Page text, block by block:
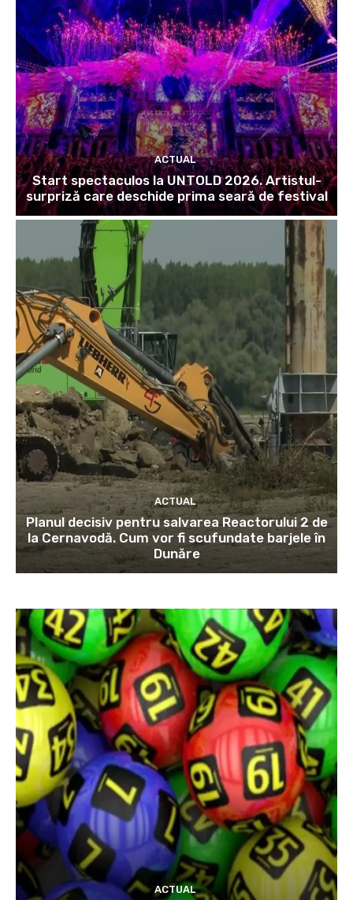
ACTUAL
Start spectaculos la UNTOLD 2026. Artistul-
surpriză care deschide prima seară de festival
ACTUAL
Planul decisiv pentru salvarea Reactorului 2 de
la Cernavodă. Cum vor fi scufundate barjele în
Dunăre
ACTUAL